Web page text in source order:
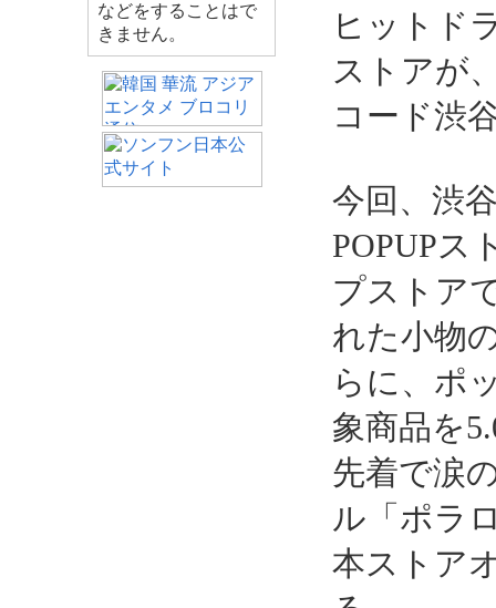
などをすることはで
きません。
ヒットド
ストアが
コード渋
今回、渋
POPUPス
プストア
れた小物
らに、ポ
象商品を
先着で涙
ル「ポラ
本ストア